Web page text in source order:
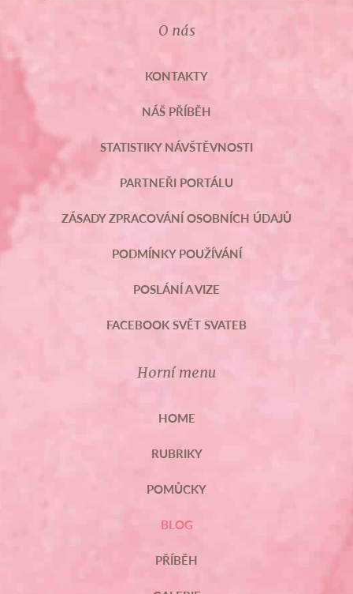
O nás
KONTAKTY
NÁŠ PŘÍBĚH
STATISTIKY NÁVŠTĚVNOSTI
PARTNEŘI PORTÁLU
ZÁSADY ZPRACOVÁNÍ OSOBNÍCH ÚDAJŮ
PODMÍNKY POUŽÍVÁNÍ
POSLÁNÍ A VIZE
FACEBOOK SVĚT SVATEB
Horní menu
HOME
RUBRIKY
POMŮCKY
BLOG
PŘÍBĚH